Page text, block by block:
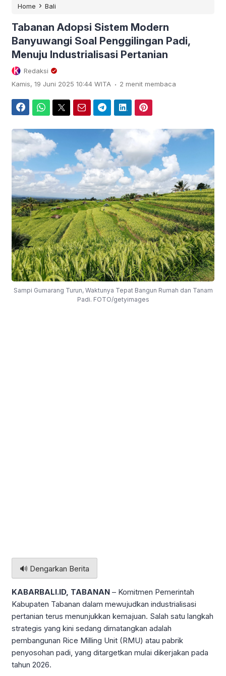
Home › Bali
Tabanan Adopsi Sistem Modern
Banyuwangi Soal Penggilingan Padi,
Menuju Industrialisasi Pertanian
Redaksi
Kamis, 19 Juni 2025 10:44 WITA . 2 menit membaca
Sampi Gumarang Turun, Waktunya Tepat Bangun Rumah dan Tanam
Padi. FOTO/getyimages
🔊 Dengarkan Berita
KABARBALI.ID, TABANAN – Komitmen Pemerintah
Kabupaten Tabanan dalam mewujudkan industrialisasi
pertanian terus menunjukkan kemajuan. Salah satu langkah
strategis yang kini sedang dimatangkan adalah
pembangunan Rice Milling Unit (RMU) atau pabrik
penyosohan padi, yang ditargetkan mulai dikerjakan pada
tahun 2026.